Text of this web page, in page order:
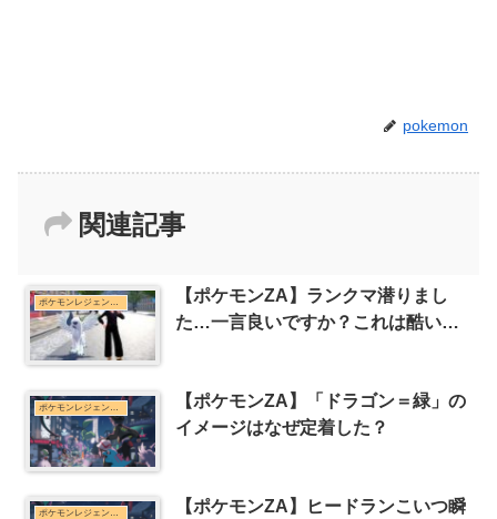
pokemon
関連記事
【ポケモンZA】ランクマ潜りまし
た…一言良いですか？これは酷い…
【ポケモンZA】「ドラゴン＝緑」の
イメージはなぜ定着した？
ポケモンレジェンズZ-Aまとめ
【ポケモンZA】ヒードランこいつ瞬